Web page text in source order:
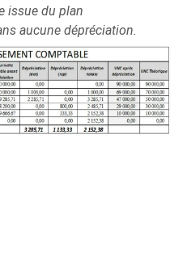
issue du plan
aucune dépréciation.